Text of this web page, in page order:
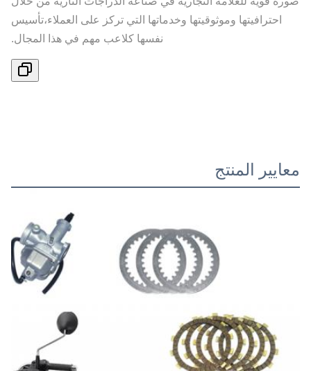
احترافيتها وموثوقيتها وخدماتها التي تركز على العملاء،تأسيس
نفسها كلاعب مهم في هذا المجال.
معايير المنتج